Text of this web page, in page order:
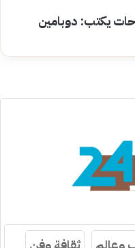
يكتب: دوبامين